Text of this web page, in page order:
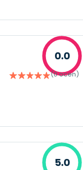
0.0
(0 ocen)
5.0